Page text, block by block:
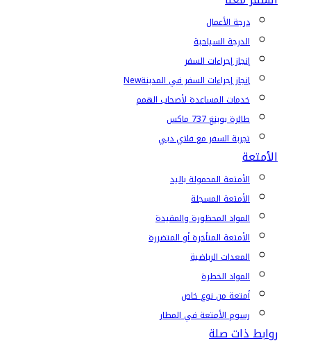
درجة الأعمال
الدرجة السياحية
إنجاز إجراءات السفر
إنجاز إجراءات السفر في المدينةNew
خدمات المساعدة لأصحاب الهمم
طائرة بوينغ 737 ماكس
تجربة السفر مع فلاي دبي
الأمتعة
الأمتعة المحمولة باليد
الأمتعة المسجلة
المواد المحظورة والمقيدة
الأمتعة المتأخرة أو المتضررة
المعدات الرياضية
المواد الخطرة
أمتعة من نوع خاص
رسوم الأمتعة في المطار
روابط ذات صلة